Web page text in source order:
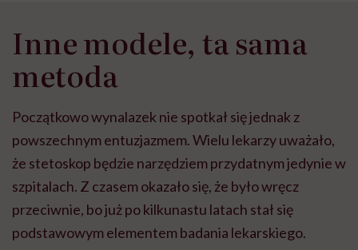
Inne modele, ta sama
metoda
Początkowo wynalazek nie spotkał się jednak z
powszechnym entuzjazmem. Wielu lekarzy uważało,
że stetoskop będzie narzędziem przydatnym jedynie w
szpitalach. Z czasem okazało się, że było wręcz
przeciwnie, bo już po kilkunastu latach stał się
podstawowym elementem badania lekarskiego.